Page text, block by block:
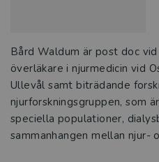
Bård Waldum är post doc
överläkare i njurmedicin vid
Ullevål samt biträdande
njurforskningsgruppen, som
speciella populationer,
sammanhangen mellan njur-